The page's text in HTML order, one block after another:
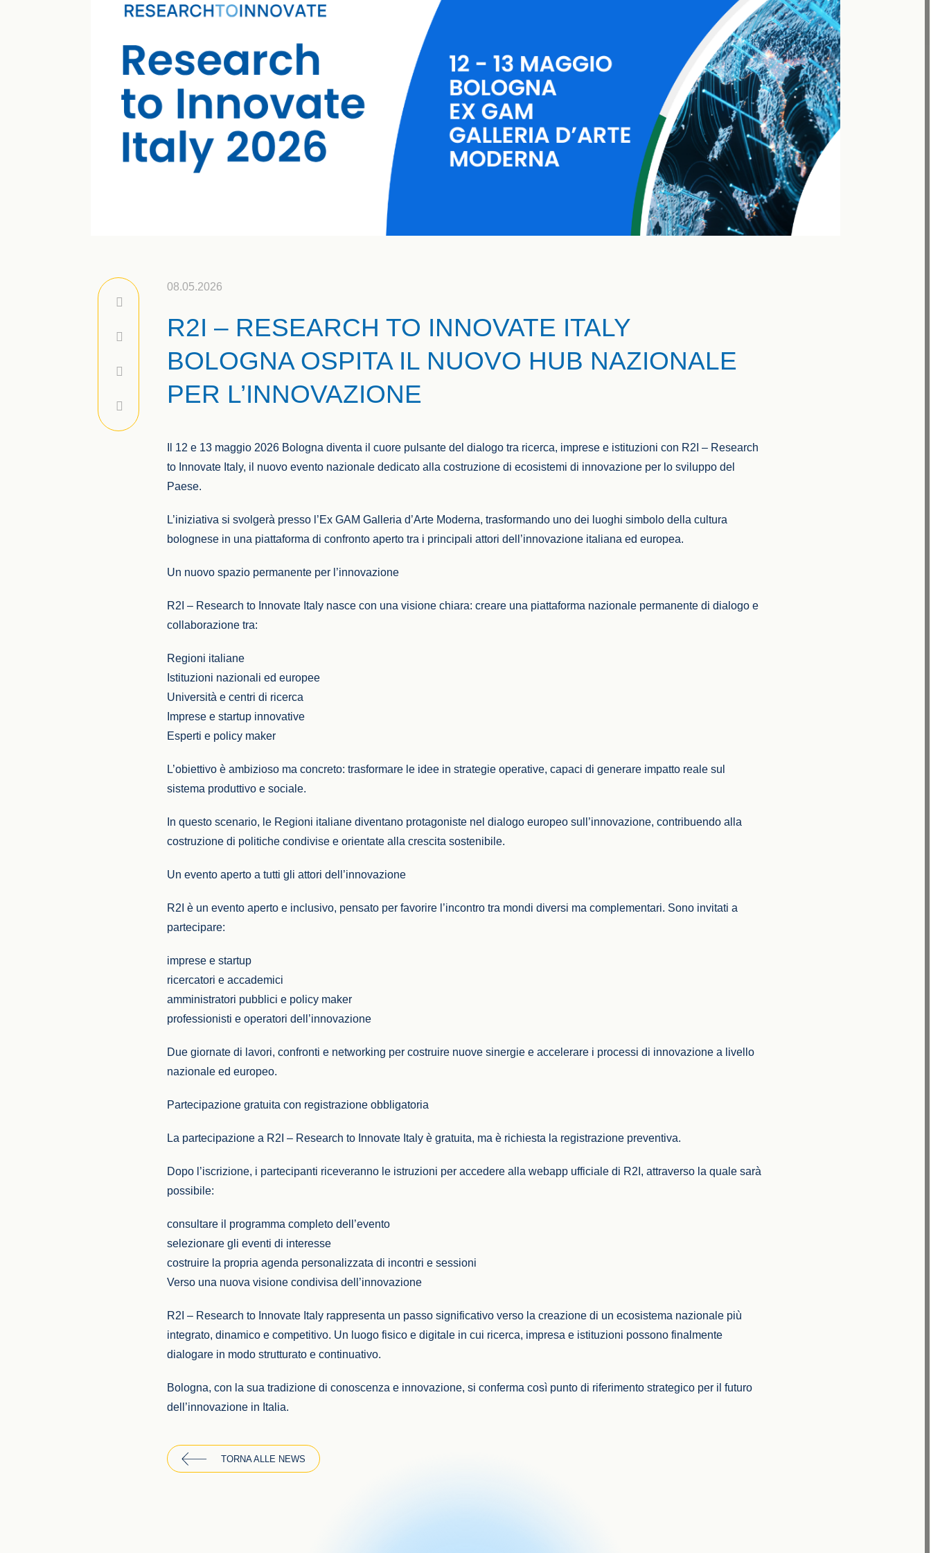
08.05.2026
R2I – RESEARCH TO INNOVATE ITALY
BOLOGNA OSPITA IL NUOVO HUB NAZIONALE
PER L’INNOVAZIONE
Il 12 e 13 maggio 2026 Bologna diventa il cuore pulsante del dialogo tra ricerca, imprese e istituzioni con R2I – Research
to Innovate Italy, il nuovo evento nazionale dedicato alla costruzione di ecosistemi di innovazione per lo sviluppo del
Paese.
L’iniziativa si svolgerà presso l’Ex GAM Galleria d’Arte Moderna, trasformando uno dei luoghi simbolo della cultura
bolognese in una piattaforma di confronto aperto tra i principali attori dell’innovazione italiana ed europea.
Un nuovo spazio permanente per l’innovazione
R2I – Research to Innovate Italy nasce con una visione chiara: creare una piattaforma nazionale permanente di dialogo e
collaborazione tra:
Regioni italiane
Istituzioni nazionali ed europee
Università e centri di ricerca
Imprese e startup innovative
Esperti e policy maker
L’obiettivo è ambizioso ma concreto: trasformare le idee in strategie operative, capaci di generare impatto reale sul
sistema produttivo e sociale.
In questo scenario, le Regioni italiane diventano protagoniste nel dialogo europeo sull’innovazione, contribuendo alla
costruzione di politiche condivise e orientate alla crescita sostenibile.
Un evento aperto a tutti gli attori dell’innovazione
R2I è un evento aperto e inclusivo, pensato per favorire l’incontro tra mondi diversi ma complementari. Sono invitati a
partecipare:
imprese e startup
ricercatori e accademici
amministratori pubblici e policy maker
professionisti e operatori dell’innovazione
Due giornate di lavori, confronti e networking per costruire nuove sinergie e accelerare i processi di innovazione a livello
nazionale ed europeo.
Partecipazione gratuita con registrazione obbligatoria
La partecipazione a R2I – Research to Innovate Italy è gratuita, ma è richiesta la registrazione preventiva.
Dopo l’iscrizione, i partecipanti riceveranno le istruzioni per accedere alla webapp ufficiale di R2I, attraverso la quale sarà
possibile:
consultare il programma completo dell’evento
selezionare gli eventi di interesse
costruire la propria agenda personalizzata di incontri e sessioni
Verso una nuova visione condivisa dell’innovazione
R2I – Research to Innovate Italy rappresenta un passo significativo verso la creazione di un ecosistema nazionale più
integrato, dinamico e competitivo. Un luogo fisico e digitale in cui ricerca, impresa e istituzioni possono finalmente
dialogare in modo strutturato e continuativo.
Bologna, con la sua tradizione di conoscenza e innovazione, si conferma così punto di riferimento strategico per il futuro
dell’innovazione in Italia.
TORNA ALLE NEWS